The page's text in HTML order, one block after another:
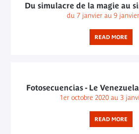
Du simulacre de la magie au
du 7 janvier au 9
READ MORE
Fotosecuencias - Le
1er octobre 2020 au 3
READ MORE